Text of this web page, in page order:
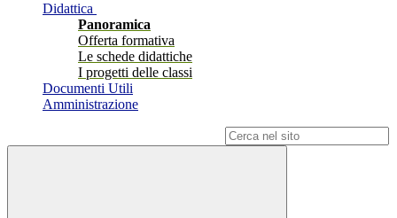
Didattica
Panoramica
Offerta formativa
Le schede didattiche
I progetti delle classi
Documenti Utili
Amministrazione